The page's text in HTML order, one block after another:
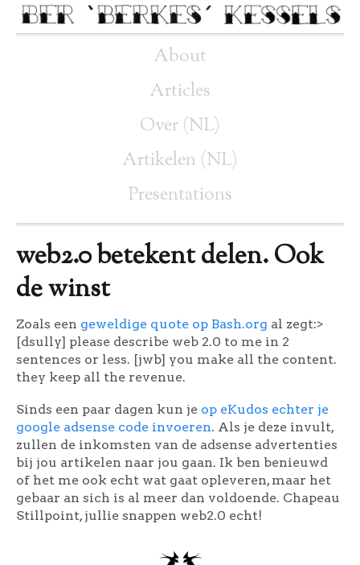
About
Articles
Over (NL)
Artikelen (NL)
Presentations
web2.0 betekent delen. Ook
de winst
Zoals een geweldige quote op Bash.org al zegt:>
[dsully] please describe web 2.0 to me in 2
sentences or less. [jwb] you make all the content.
they keep all the revenue.
Sinds een paar dagen kun je op eKudos echter je
google adsense code invoeren. Als je deze invult,
zullen de inkomsten van de adsense advertenties
bij jou artikelen naar jou gaan. Ik ben benieuwd
of het me ook echt wat gaat opleveren, maar het
gebaar an sich is al meer dan voldoende. Chapeau
Stillpoint, jullie snappen web2.0 echt!